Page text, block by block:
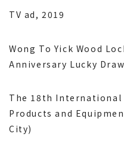
TV ad, 2019
Wong To Yick Wood
Anniversary Lucky
The 18th International
Products and
City)